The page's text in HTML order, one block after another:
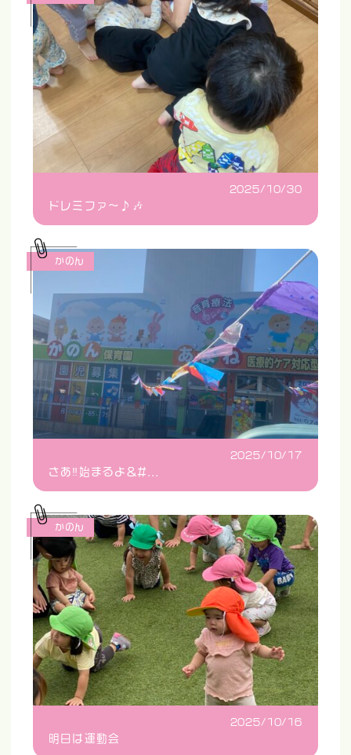
2025/10/30
ドレミファ〜♪🎶
2025/10/17
さあ‼️始まるよ&#...
かのん
2025/10/16
明日は運動会
かのん